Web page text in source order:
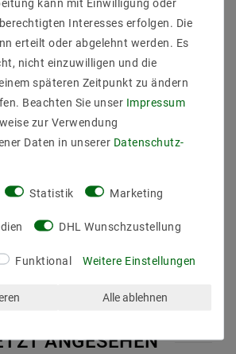
ANGESEHEN
Interesses erfolgen. Die
erteilt oder abgelehnt werden. Es
nicht einzuwilligen und die
späteren Zeitpunkt zu ändern
Beachten Sie unser Impressum
zur Verwendung
Daten in unserer Daten­schutz­
Statistik Marketing
DHL Wunschzustellung
Funktional Weitere Einstellungen
Alle ablehnen